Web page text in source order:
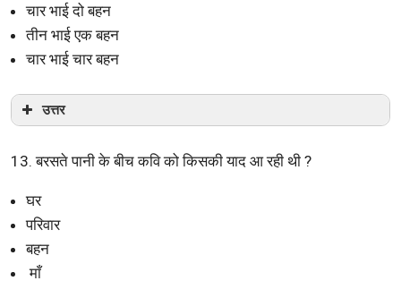
चार भाई दो बहन
तीन भाई एक बहन
चार भाई चार बहन
उत्तर
13. बरसते पानी के बीच कवि को किसकी याद आ रही थी ?
घर
परिवार
बहन
माँ